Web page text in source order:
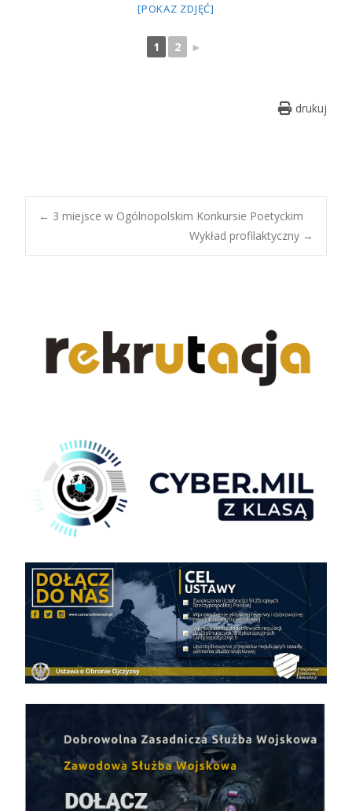
[POKAZ ZDJĘĆ]
1 2 ►
drukuj
Post
← 3 miejsce w Ogólnopolskim Konkursie Poetyckim
Wykład profilaktyczny →